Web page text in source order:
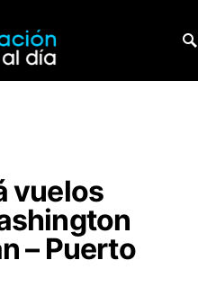
vuelos
– Puerto